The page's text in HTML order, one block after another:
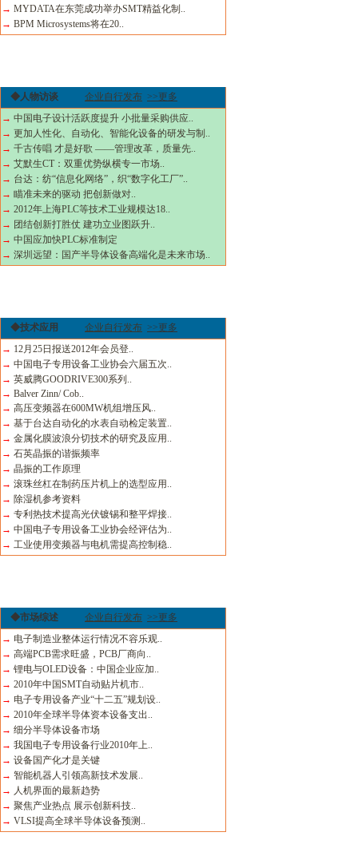
→ MYDATA在东莞成功举办SMT精益化制..
→ BPM Microsystems将在20..
◆人物访谈 企业自行发布 >>更多
→ 中国电子设计活跃度提升 小批量采购供应..
→ 更加人性化、自动化、智能化设备的研发与制..
→ 千古传唱 才是好歌 ——管理改革，质量先..
→ 艾默生CT：双重优势纵横专一市场..
→ 台达：纺“信息化网络”，织“数字化工厂”..
→ 瞄准未来的驱动 把创新做对..
→ 2012年上海PLC等技术工业规模达18..
→ 团结创新打胜仗 建功立业图跃升..
→ 中国应加快PLC标准制定
→ 深圳远望：国产半导体设备高端化是未来市场..
◆技术应用 企业自行发布 >>更多
→ 12月25日报送2012年会员登..
→ 中国电子专用设备工业协会六届五次..
→ 英威腾GOODRIVE300系列..
→ Balver Zinn/ Cob..
→ 高压变频器在600MW机组增压风..
→ 基于台达自动化的水表自动检定装置..
→ 金属化膜波浪分切技术的研究及应用..
→ 石英晶振的谐振频率
→ 晶振的工作原理
→ 滚珠丝杠在制药压片机上的选型应用..
→ 除湿机参考资料
→ 专利热技术提高光伏镀锡和整平焊接..
→ 中国电子专用设备工业协会经评估为..
→ 工业使用变频器与电机需提高控制稳..
◆市场综述 企业自行发布 >>更多
→ 电子制造业整体运行情况不容乐观..
→ 高端PCB需求旺盛，PCB厂商向..
→ 锂电与OLED设备：中国企业应加..
→ 2010年中国SMT自动贴片机市..
→ 电子专用设备产业“十二五”规划设..
→ 2010年全球半导体资本设备支出..
→ 细分半导体设备市场
→ 我国电子专用设备行业2010年上..
→ 设备国产化才是关键
→ 智能机器人引领高新技术发展..
→ 人机界面的最新趋势
→ 聚焦产业热点 展示创新科技..
→ VLSI提高全球半导体设备预测..